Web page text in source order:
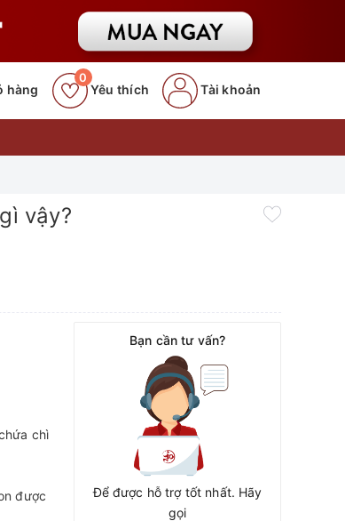
hàng Yêu thích
0
Tài khoản
vậy?
chì
được
Bạn cần tư vấn?
Để được hỗ trợ tốt nhất. Hãy
gọi